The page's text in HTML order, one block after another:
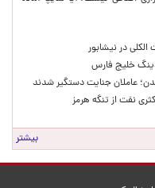
عاملان جنایت دستگیر شدند
نفت از تنگه هرمز
بیشتر